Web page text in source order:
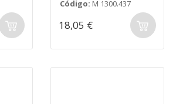
3x5und.25gr
Código: M 1300.437
18,05 €